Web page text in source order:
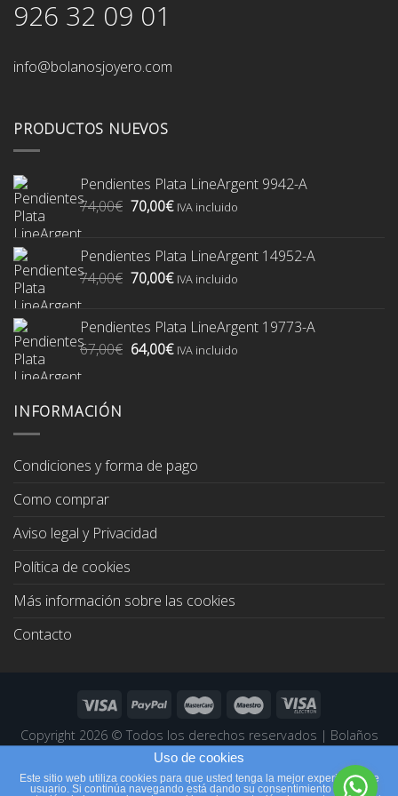
926 32 09 01
info@bolanosjoyero.com
PRODUCTOS NUEVOS
Pendientes Plata LineArgent 9942-A
74,00€ El
era:
74,00€.
70,00€El
es:
70,00€.
IVA incluido
Pendientes Plata LineArgent 14952-A
74,00€ El
era:
74,00€.
70,00€El
es:
70,00€.
IVA incluido
Pendientes Plata LineArgent 19773-A
67,00€ El
64,00€ElIVA incluido
INFORMACIÓN
Condiciones y forma de pago
Como comprar
Aviso legal y Privacidad
Política de cookies
Más información sobre las cookies
Contacto
Copyright 2026 © Todos los derechos reservados | Bolaños
Páginas Web Profesionales
Uso de cookies
Este sitio web utiliza cookies para que usted tenga la mejor experiencia de
usuario. Si continúa navegando está dando su consentimiento para la